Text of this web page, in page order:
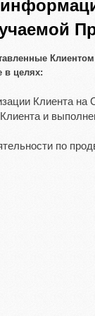
в целях:
Клиента на
и
по